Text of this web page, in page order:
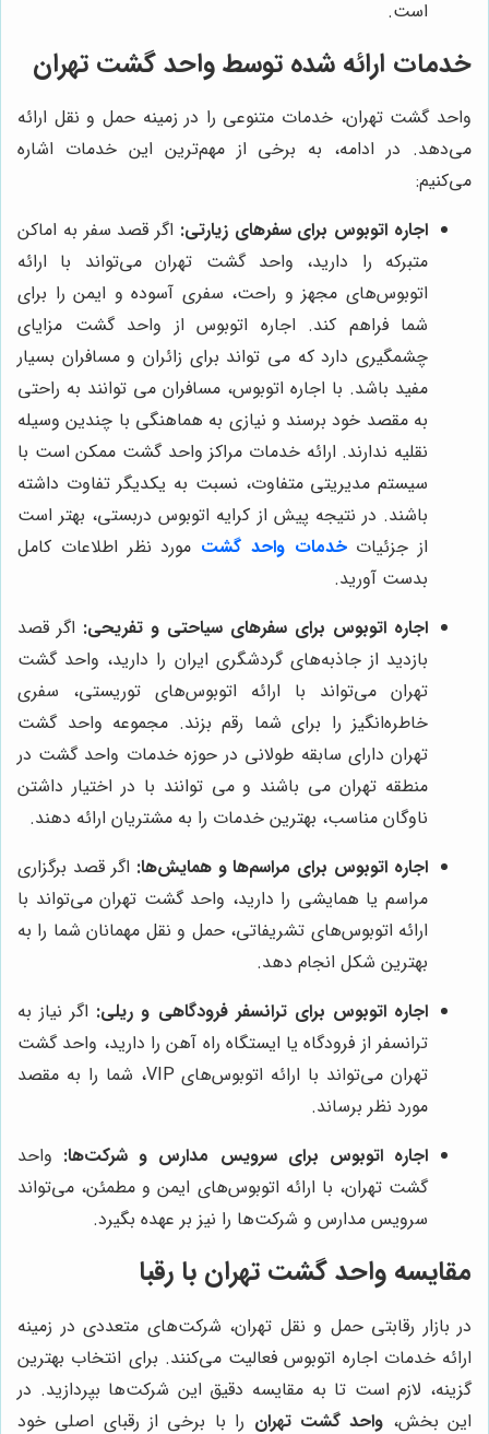
است.
خدمات ارائه شده توسط واحد گشت تهران
واحد گشت تهران، خدمات متنوعی را در زمینه حمل و نقل ارائه
می‌دهد. در ادامه، به برخی از مهم‌ترین این خدمات اشاره
می‌کنیم:
اجاره اتوبوس برای سفرهای زیارتی: اگر قصد سفر به اماکن
متبرکه را دارید، واحد گشت تهران می‌تواند با ارائه
اتوبوس‌های مجهز و راحت، سفری آسوده و ایمن را برای
شما فراهم کند. اجاره اتوبوس از واحد گشت مزایای
چشمگیری دارد که می تواند برای زائران و مسافران بسیار
مفید باشد. با اجاره اتوبوس، مسافران می توانند به راحتی
به مقصد خود برسند و نیازی به هماهنگی با چندین وسیله
نقلیه ندارند. ارائه خدمات مراکز واحد گشت ممکن است با
سیستم مدیریتی متفاوت، نسبت به یکدیگر تفاوت داشته
باشند. در نتیجه پیش از کرایه اتوبوس دربستی، بهتر است
از جزئیاتخدمات واحد گشت مورد نظر اطلاعات کامل
بدست آورید.
اجاره اتوبوس برای سفرهای سیاحتی و تفریحی: اگر قصد
بازدید از جاذبه‌های گردشگری ایران را دارید، واحد گشت
تهران می‌تواند با ارائه اتوبوس‌های توریستی، سفری
خاطره‌انگیز را برای شما رقم بزند. مجموعه واحد گشت
تهران دارای سابقه طولانی در حوزه خدمات واحد گشت در
منطقه تهران می باشند و می توانند با در اختیار داشتن
ناوگان مناسب، بهترین خدمات را به مشتریان ارائه دهند.
اجاره اتوبوس برای مراسم‌ها و همایش‌ها: اگر قصد برگزاری
مراسم یا همایشی را دارید، واحد گشت تهران می‌تواند با
ارائه اتوبوس‌های تشریفاتی، حمل و نقل مهمانان شما را به
بهترین شکل انجام دهد.
اجاره اتوبوس برای ترانسفر فرودگاهی و ریلی: اگر نیاز به
ترانسفر از فرودگاه یا ایستگاه راه آهن را دارید، واحد گشت
تهران می‌تواند با ارائه اتوبوس‌های VIP، شما را به مقصد
مورد نظر برساند.
اجاره اتوبوس برای سرویس مدارس و شرکت‌ها: واحد
گشت تهران، با ارائه اتوبوس‌های ایمن و مطمئن، می‌تواند
سرویس مدارس و شرکت‌ها را نیز بر عهده بگیرد.
مقایسه واحد گشت تهران با رقبا
در بازار رقابتی حمل و نقل تهران، شرکت‌های متعددی در زمینه
ارائه خدمات اجاره اتوبوس فعالیت می‌کنند. برای انتخاب بهترین
گزینه، لازم است تا به مقایسه دقیق این شرکت‌ها بپردازید. در
این بخش، واحد گشت تهران را با برخی از رقبای اصلی خود